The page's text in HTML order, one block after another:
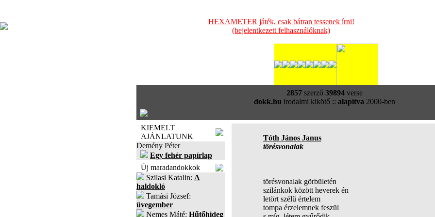
HEXAMETER játék, csak bátran tessenek írni!
(bejelentkezett felhasználóknak)
2857szerző 39894verse
dokk.hu irodalmi kikötő :: alapítva 2000-ben
KIEMELT
AJÁNLATUNK
Demény Péter
Egy fehér papírlap
Új maradandokkok
Szilasi Katalin: A
haldokló
Tamási József:
üvegember
Nemes Máté: Hűtőhideg
Tóth János Janus
törésvonalak
törésvonalak görbületén
szilánkok között heverek én
letört szélű értelem
tompa érzelemnek feszül